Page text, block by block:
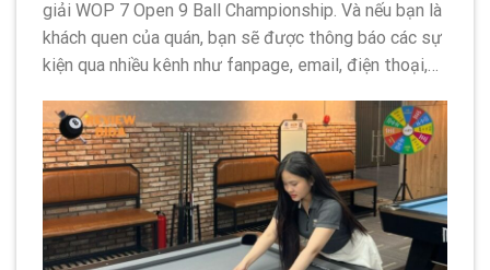
giải WOP 7 Open 9 Ball Championship. Và nếu bạn là
khách quen của quán, bạn sẽ được thông báo các sự
kiện qua nhiều kênh như fanpage, email, điện thoại,…